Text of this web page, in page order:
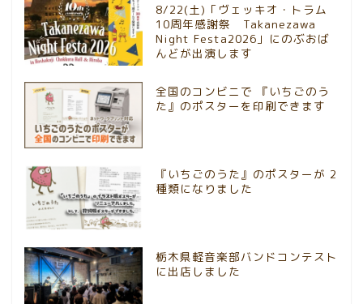
8/22(土)「ヴェッキオ・トラム
10周年感謝祭 Takanezawa
Night Festa2026」にのぶおば
んどが出演します
全国のコンビニで 『いちごのう
た』のポスターを印刷できます
『いちごのうた』のポスターが 2
種類になりました
栃木県軽音楽部バンドコンテスト
に出店しました